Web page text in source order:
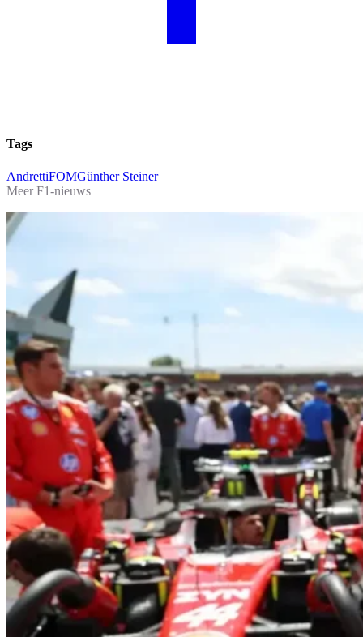
Tags
AndrettiFOMGünther Steiner
Meer F1-nieuws